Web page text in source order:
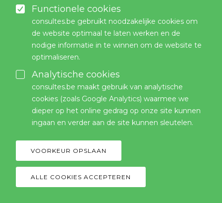
Marc Bruylandt
Functionele cookies
consultes.be gebruikt noodzakelijke cookies om
de website optimaal te laten werken en de
nodige informatie in te winnen om de website te
optimaliseren.
Analytische cookies
consultes.be maakt gebruik van analytische
cookies (zoals Google Analytics) waarmee we
dieper op het online gedrag op onze site kunnen
ingaan en verder aan de site kunnen sleutelen.
VOORKEUR OPSLAAN
ALLE COOKIES ACCEPTEREN